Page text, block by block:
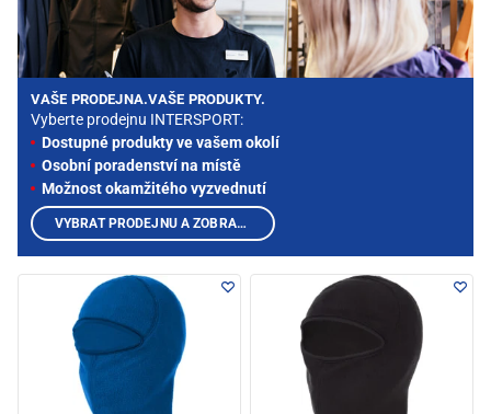
VAŠE PRODEJNA.VAŠE PRODUKTY.
Vyberte prodejnu INTERSPORT:
Dostupné produkty ve vašem okolí
Osobní poradenství na místě
Možnost okamžitého vyzvednutí
VYBRAT PRODEJNU A ZOBRAZIT PRODUKTY